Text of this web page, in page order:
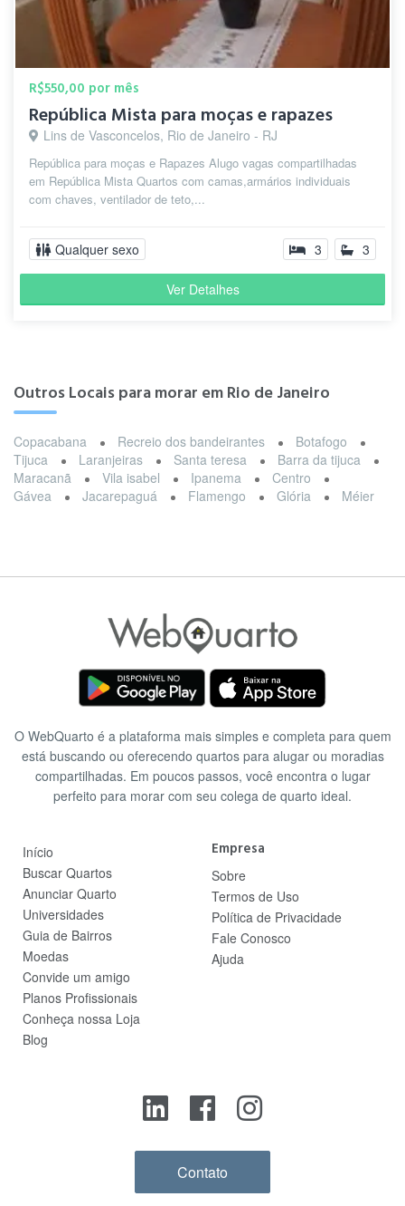
R$550,00 por mês
República Mista para moças e rapazes
Lins de Vasconcelos, Rio de Janeiro - RJ
República para moças e Rapazes Alugo vagas compartilhadas
em República Mista Quartos com camas,armários individuais
com chaves, ventilador de teto,...
Qualquer sexo 3 3
Ver Detalhes
Outros Locais para morar em Rio de Janeiro
Copacabana Recreio dos bandeirantes
Botafogo
Tijuca
Laranjeiras Santa teresa
Barra da tijuca
Maracanã
Vila isabel Ipanema
Centro
Gávea
Jacarepaguá Flamengo Glória Méier
O WebQuarto é a plataforma mais simples e completa para quem
está buscando ou oferecendo quartos para alugar ou moradias
compartilhadas. Em poucos passos, você encontra o lugar
perfeito para morar com seu colega de quarto ideal.
Início
Buscar Quartos
Anunciar Quarto
Universidades
Guia de Bairros
Moedas
Convide um amigo
Planos Profissionais
Conheça nossa Loja
Blog
Empresa
Sobre
Termos de Uso
Política de Privacidade
Fale Conosco
Ajuda
Contato